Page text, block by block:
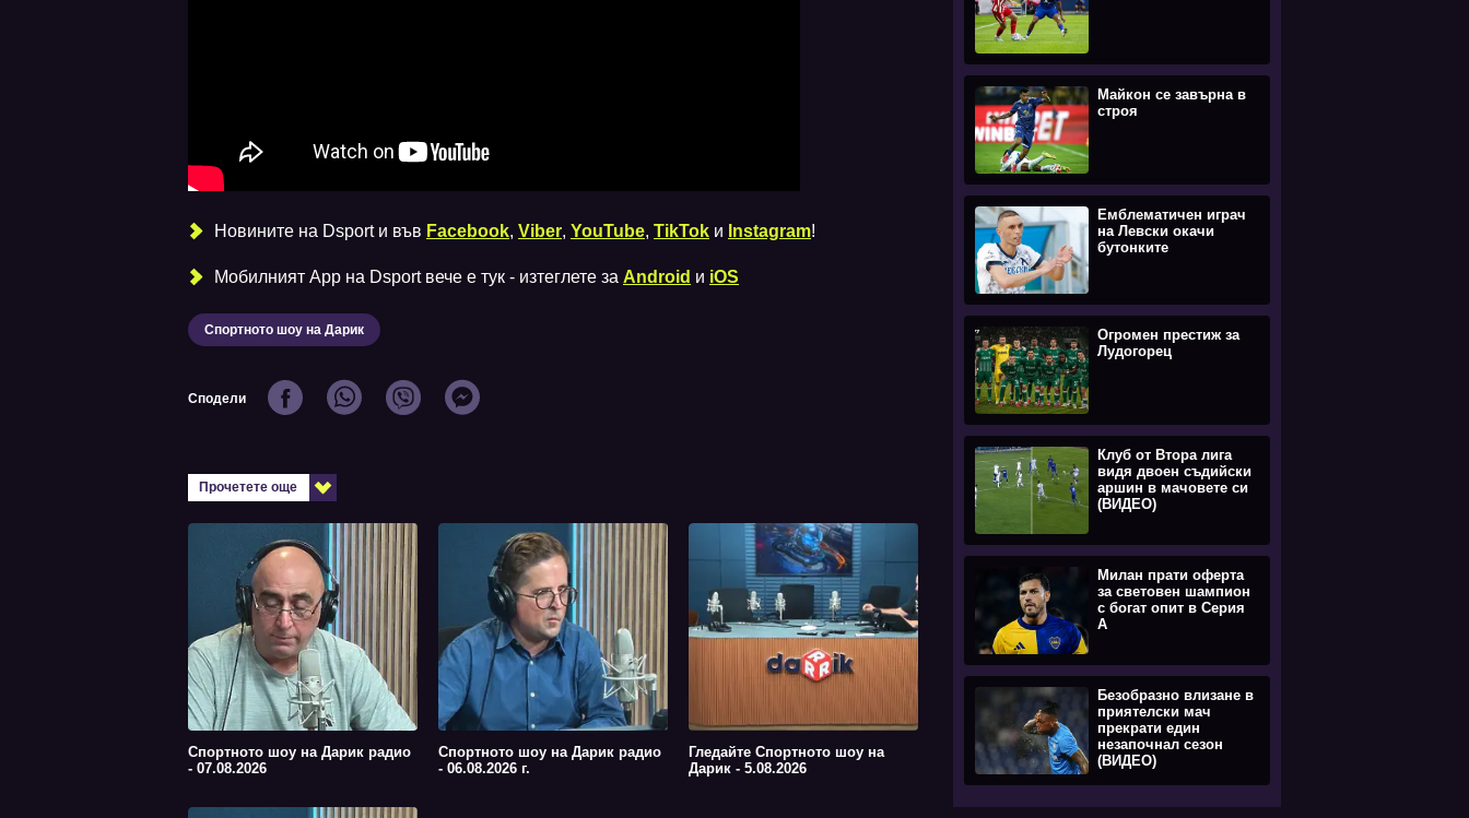
Новините на Dsport и във Facebook, Viber, YouTube, TikTok и Instagram!
Мобилният Аpp на Dsport вече е тук - изтеглете за Android и iOS
Спортното шоу на Дарик
Сподели
Прочетете още
Спортното шоу на Дарик радио
- 07.08.2026
Спортното шоу на Дарик радио
- 06.08.2026 г.
Гледайте Спортното шоу на
Дарик - 5.08.2026
Майкон се завърна в
строя
Емблематичен играч
на Левски окачи
бутонките
Огромен престиж за
Лудогорец
Клуб от Втора лига
видя двоен съдийски
аршин в мачовете си
(ВИДЕО)
Милан прати оферта
за световен шампион
с богат опит в Серия
А
Безобразно влизане в
приятелски мач
прекрати един
незапочнал сезон
(ВИДЕО)